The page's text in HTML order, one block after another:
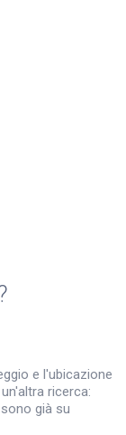
e l'ubicazione
ricerca:
già su